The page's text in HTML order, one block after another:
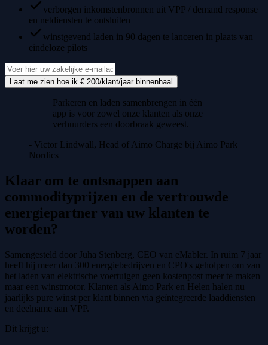
verborgen inkomstenbronnen uit VPP / demand response
en netdiensten te ontsluiten
winstgevend laden in 90 dagen te lanceren in plaats van
eindeloze pilots
Laat me zien hoe ik € 200/klant/jaar binnenhaal
Parkeren en laden samenbrengen in één
app is voor zowel onze klanten als onze
verhuurders een doorbraak geweest.
- Victor Lindwall, Head of Aimo Charge bij Aimo Park
Nordics
Klaar om te ontsnappen aan
commodityprijzen en de vertrouwde
energiepartner van uw klanten te
worden?
Samengesteld door Juha Stenberg, CEO van eMabler. In ruim 7 jaar
heeft hij meer dan 300 energiebedrijven en CPO's geholpen om van
het laden van elektrische voertuigen geen kostenpost meer te maken
maar een winstmotor. Klanten als Aimo Park en Helen halen nu
jaarlijks pure winst per klant binnen via geïntegreerde laaddiensten
en deelname aan VPP.
Dit krijgt u: